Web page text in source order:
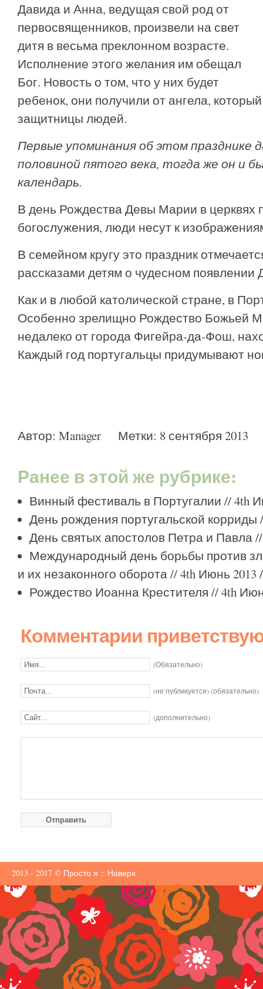
Давида и Анна, ведущая свой род от
первосвященников, произвели на свет
дитя в весьма преклонном возрасте.
Исполнение этого желания им обещал
Бог. Новость о том, что у них будет
ребенок, они получили от ангела,
защитницы людей.
Первые упоминания об этом празднике
половиной пятого века, тогда же он и
календарь.
В день Рождества Девы Марии в церквях
богослужения, люди несут к
В семейном кругу это праздник
рассказами детям о чудесном
Как и в любой католической стране, в
Особенно зрелищно Рождество Божьей
недалеко от города Фигейра-да-Фош,
Каждый год португальцы придумывают
Автор: Manager Метки: 8 сентября 2013
Ранее в этой же рубрике:
Винный фестиваль в Португалии // 4th
День рождения португальской корриды
День святых апостолов Петра и Павла
Международный день борьбы против
и их незаконного оборота// 4th Июнь 2013
Рождество Иоанна Крестителя // 4th
Комментарии
(Обязательно)
(не публикуется) (обязательно)
(дополнительно)
2013 - 2017 © Просто я :: Наверх